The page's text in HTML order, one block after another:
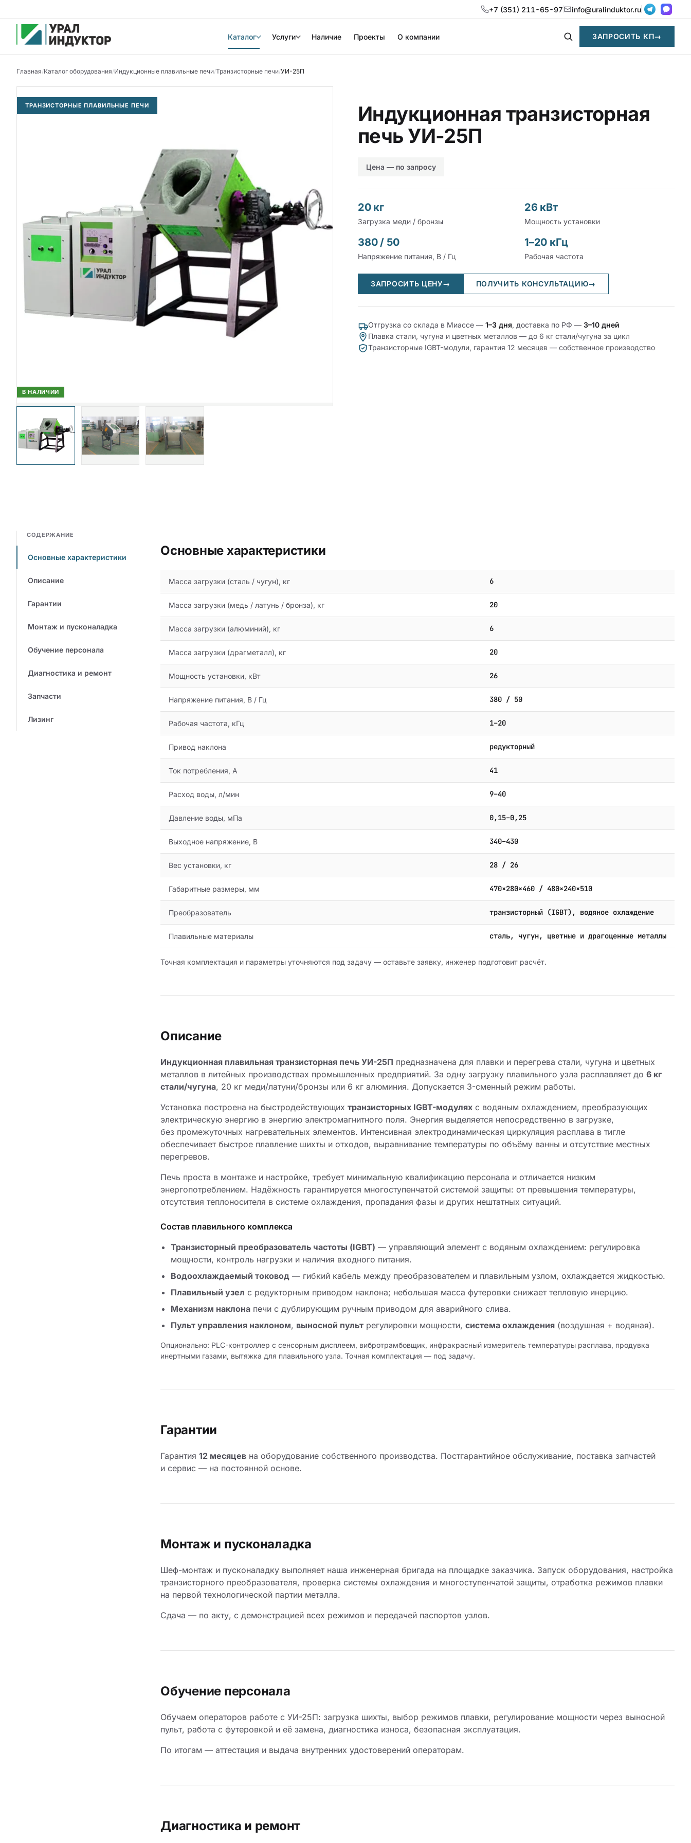
+7 (351) 211-65-97 info@uralinduktor.ru
Каталог Услуги Наличие Проекты О компании ЗАПРОСИТЬ КП→
Главная/Каталог оборудования/Индукционные плавильные печи/Транзисторные печи/УИ-25П
ТРАНЗИСТОРНЫЕ ПЛАВИЛЬНЫЕ ПЕЧИ
В НАЛИЧИИ
Индукционная транзисторная
печь УИ-25П
Цена — по запросу
20 кг
Загрузка меди / бронзы
26 кВт
Мощность установки
380 / 50
Напряжение питания, В / Гц
1–20 кГц
Рабочая частота
ЗАПРОСИТЬ ЦЕНУ→ ПОЛУЧИТЬ КОНСУЛЬТАЦИЮ→
Отгрузка со склада в Миассе — 1–3 дня, доставка по РФ — 3–10 дней
Плавка стали, чугуна и цветных металлов — до 6 кг стали/чугуна за цикл
Транзисторные IGBT-модули, гарантия 12 месяцев — собственное производство
СОДЕРЖАНИЕ
Основные характеристики
Описание
Гарантии
Монтаж и пусконаладка
Обучение персонала
Диагностика и ремонт
Запчасти
Лизинг
Основные характеристики
Масса загрузки (сталь / чугун), кг 6
Масса загрузки (медь / латунь / бронза), кг 20
Масса загрузки (алюминий), кг 6
Масса загрузки (драгметалл), кг 20
Мощность установки, кВт 26
Напряжение питания, В / Гц 380 / 50
Рабочая частота, кГц 1–20
Привод наклона редукторный
Ток потребления, А 41
Расход воды, л/мин 9–40
Давление воды, мПа 0,15–0,25
Выходное напряжение, В 340–430
Вес установки, кг 28 / 26
Габаритные размеры, мм 470×280×460 / 480×240×510
Преобразователь транзисторный (IGBT), водяное охлаждение
Плавильные материалы сталь, чугун, цветные и драгоценные металлы
Точная комплектация и параметры уточняются под задачу — оставьте заявку, инженер подготовит расчёт.
Описание
Индукционная плавильная транзисторная печь УИ-25П предназначена для плавки и перегрева стали, чугуна и цветных
металлов в литейных производствах промышленных предприятий. За одну загрузку плавильного узла расплавляет до 6 кг
стали/чугуна, 20 кг меди/латуни/бронзы или 6 кг алюминия. Допускается 3-сменный режим работы.
Установка построена на быстродействующих транзисторных IGBT-модулях с водяным охлаждением, преобразующих
электрическую энергию в энергию электромагнитного поля. Энергия выделяется непосредственно в загрузке,
без промежуточных нагревательных элементов. Интенсивная электродинамическая циркуляция расплава в тигле
обеспечивает быстрое плавление шихты и отходов, выравнивание температуры по объёму ванны и отсутствие местных
перегревов.
Печь проста в монтаже и настройке, требует минимальную квалификацию персонала и отличается низким
энергопотреблением. Надёжность гарантируется многоступенчатой системой защиты: от превышения температуры,
отсутствия теплоносителя в системе охлаждения, пропадания фазы и других нештатных ситуаций.
Состав плавильного комплекса
Транзисторный преобразователь частоты (IGBT) — управляющий элемент с водяным охлаждением: регулировка
мощности, контроль нагрузки и наличия входного питания.
Водоохлаждаемый токовод — гибкий кабель между преобразователем и плавильным узлом, охлаждается жидкостью.
Плавильный узел с редукторным приводом наклона; небольшая масса футеровки снижает тепловую инерцию.
Механизм наклона печи с дублирующим ручным приводом для аварийного слива.
Пульт управления наклоном, выносной пульт регулировки мощности, система охлаждения (воздушная + водяная).
Опционально: PLC-контроллер с сенсорным дисплеем, вибротрамбовщик, инфракрасный измеритель температуры расплава, продувка
инертными газами, вытяжка для плавильного узла. Точная комплектация — под задачу.
Гарантии
Гарантия 12 месяцев на оборудование собственного производства. Постгарантийное обслуживание, поставка запчастей
и сервис — на постоянной основе.
Монтаж и пусконаладка
Шеф-монтаж и пусконаладку выполняет наша инженерная бригада на площадке заказчика. Запуск оборудования, настройка
транзисторного преобразователя, проверка системы охлаждения и многоступенчатой защиты, отработка режимов плавки
на первой технологической партии металла.
Сдача — по акту, с демонстрацией всех режимов и передачей паспортов узлов.
Обучение персонала
Обучаем операторов работе с УИ-25П: загрузка шихты, выбор режимов плавки, регулирование мощности через выносной
пульт, работа с футеровкой и её замена, диагностика износа, безопасная эксплуатация.
По итогам — аттестация и выдача внутренних удостоверений операторам.
Диагностика и ремонт